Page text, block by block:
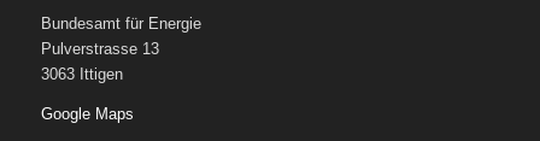
Bundesamt für Energie
Pulverstrasse 13
3063 Ittigen
Google Maps